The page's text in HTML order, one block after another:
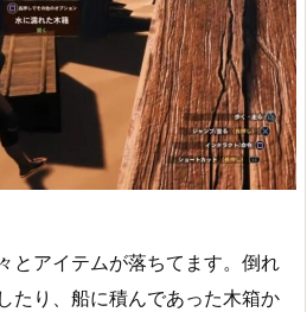
とアイテムが落ちてます。倒れ
たり、船に積んであった木箱か